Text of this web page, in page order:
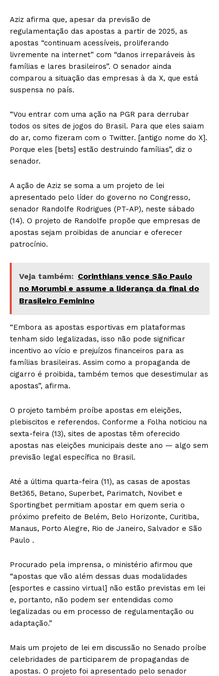
Aziz afirma que, apesar da previsão de
regulamentação das apostas a partir de 2025, as
apostas “continuam acessíveis, proliferando
livremente na internet” com “danos irreparáveis ​​às
famílias e lares brasileiros”. O senador ainda
comparou a situação das empresas à da X, que está
suspensa no país.
“Vou entrar com uma ação na PGR para derrubar
todos os sites de jogos do Brasil. Para que eles saiam
do ar, como fizeram com o Twitter. [antigo nome do X].
Porque eles [bets] estão destruindo famílias”, diz o
senador.
A ação de Aziz se soma a um projeto de lei
apresentado pelo líder do governo no Congresso,
senador Randolfe Rodrigues (PT-AP), neste sábado
(14). O projeto de Randolfe propõe que empresas de
apostas sejam proibidas de anunciar e oferecer
patrocínio.
Veja também: Corinthians vence São Paulo
no Morumbi e assume a liderança da final do
Brasileiro Feminino
“Embora as apostas esportivas em plataformas
tenham sido legalizadas, isso não pode significar
incentivo ao vício e prejuízos financeiros para as
famílias brasileiras. Assim como a propaganda de
cigarro é proibida, também temos que desestimular as
apostas”, afirma.
O projeto também proíbe apostas em eleições,
plebiscitos e referendos. Conforme a Folha noticiou na
sexta-feira (13), sites de apostas têm oferecido
apostas nas eleições municipais deste ano — algo sem
previsão legal específica no Brasil.
Até a última quarta-feira (11), as casas de apostas
Bet365, Betano, Superbet, Parimatch, Novibet e
Sportingbet permitiam apostar em quem seria o
próximo prefeito de Belém, Belo Horizonte, Curitiba,
Manaus, Porto Alegre, Rio de Janeiro, Salvador e São
Paulo .
Procurado pela imprensa, o ministério afirmou que
“apostas que vão além dessas duas modalidades
[esportes e cassino virtual] não estão previstas em lei
e, portanto, não podem ser entendidas como
legalizadas ou em processo de regulamentação ou
adaptação.”
Mais um projeto de lei em discussão no Senado proíbe
celebridades de participarem de propagandas de
apostas. O projeto foi apresentado pelo senador